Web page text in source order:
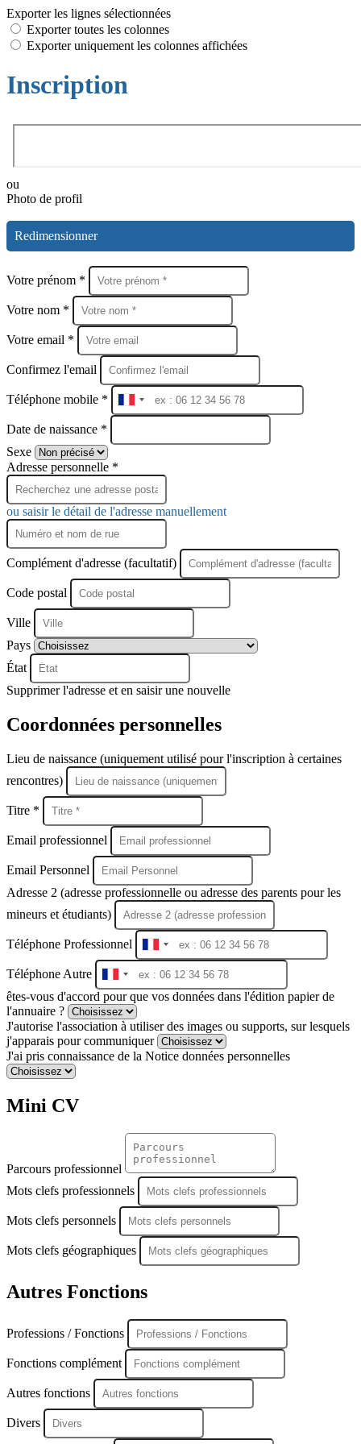
Exporter les lignes sélectionnées
Exporter toutes les colonnes
Exporter uniquement les colonnes affichées
Inscription
ou
Photo de profil
Redimensionner
Votre prénom *
Votre nom *
Votre email *
Confirmez l'email
Téléphone mobile *
France
+33
Date de naissance *
Sexe
Adresse personnelle *
ou saisir le détail de l'adresse manuellement
Complément d'adresse (facultatif)
Code postal
Ville
Pays
État
Supprimer l'adresse et en saisir une nouvelle
Coordonnées personnelles
Lieu de naissance (uniquement utilisé pour l'inscription à certaines
rencontres)
Titre *
Email professionnel
Email Personnel
Adresse 2 (adresse professionnelle ou adresse des parents pour les
mineurs et étudiants)
Téléphone Professionnel
France
+33
Téléphone Autre
France
+33
êtes-vous d'accord pour que vos données dans l'édition papier de
l'annuaire ?
J'autorise l'association à utiliser des images ou supports, sur lesquels
j'apparais pour communiquer
J'ai pris connaissance de la Notice données personnelles
Mini CV
Parcours professionnel
Mots clefs professionnels
Mots clefs personnels
Mots clefs géographiques
Autres Fonctions
Professions / Fonctions
Fonctions complément
Autres fonctions
Divers